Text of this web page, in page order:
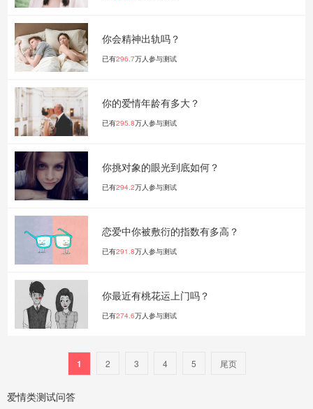
你会精神出轨吗？
已有296.7万人参与测试
你的爱情年龄有多大？
已有295.8万人参与测试
你挑对象的眼光到底如何？
已有294.2万人参与测试
恋爱中你被敷衍的指数有多高？
已有291.8万人参与测试
你最近有桃花运上门吗？
已有274.6万人参与测试
1 2 3 4 5 尾页
爱情类测试问答